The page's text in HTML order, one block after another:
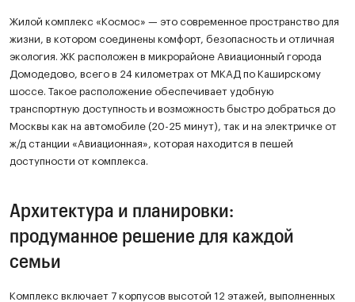
Жилой комплекс «Космос» — это современное пространство для
жизни, в котором соединены комфорт, безопасность и отличная
экология. ЖК расположен в микрорайоне Авиационный города
Домодедово, всего в 24 километрах от МКАД по Каширскому
шоссе. Такое расположение обеспечивает удобную
транспортную доступность и возможность быстро добраться до
Москвы как на автомобиле (20-25 минут), так и на электричке от
ж/д станции «Авиационная», которая находится в пешей
доступности от комплекса.
Архитектура и планировки:
продуманное решение для каждой
семьи
Комплекс включает 7 корпусов высотой 12 этажей, выполненных